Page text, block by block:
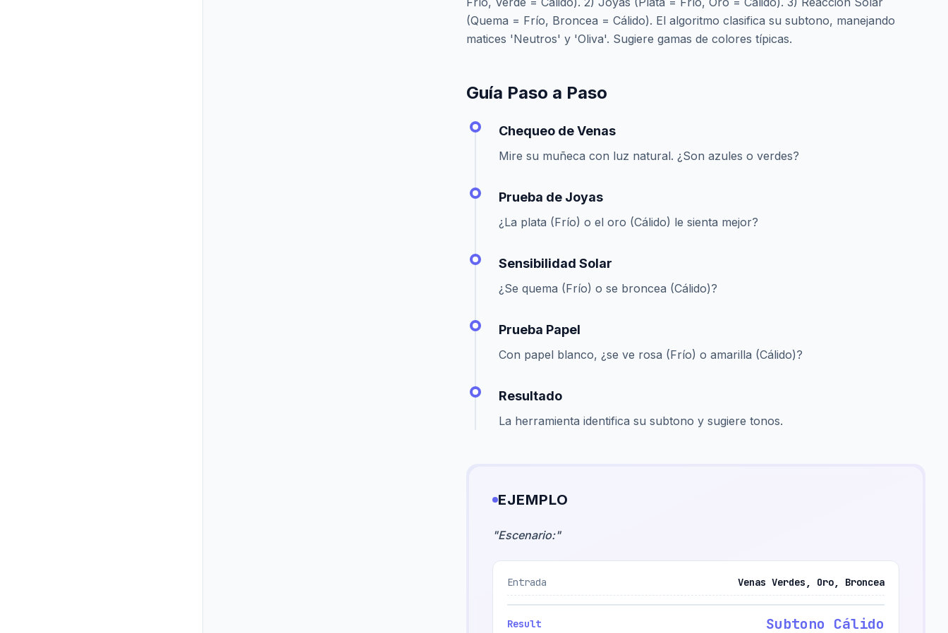
(Quema = Frío, Broncea = Cálido). El algoritmo clasifica su subtono, manejando
matices 'Neutros' y 'Oliva'. Sugiere gamas de colores típicas.
Guía Paso a Paso
Chequeo de Venas
Mire su muñeca con luz natural. ¿Son azules o verdes?
Prueba de Joyas
¿La plata (Frío) o el oro (Cálido) le sienta mejor?
Sensibilidad Solar
¿Se quema (Frío) o se broncea (Cálido)?
Prueba Papel
Con papel blanco, ¿se ve rosa (Frío) o amarilla (Cálido)?
Resultado
La herramienta identifica su subtono y sugiere tonos.
EJEMPLO
"Escenario:"
Entrada Venas Verdes, Oro, Broncea
Result Subtono Cálido